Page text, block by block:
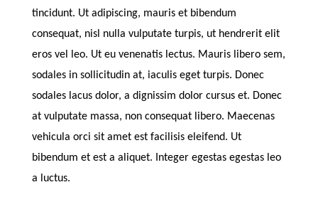
tincidunt. Ut adipiscing, mauris et bibendum
consequat, nisl nulla vulputate turpis, ut hendrerit elit
eros vel leo. Ut eu venenatis lectus. Mauris libero sem,
sodales in sollicitudin at, iaculis eget turpis. Donec
sodales lacus dolor, a dignissim dolor cursus et. Donec
at vulputate massa, non consequat libero. Maecenas
vehicula orci sit amet est facilisis eleifend. Ut
bibendum et est a aliquet. Integer egestas egestas leo
a luctus.